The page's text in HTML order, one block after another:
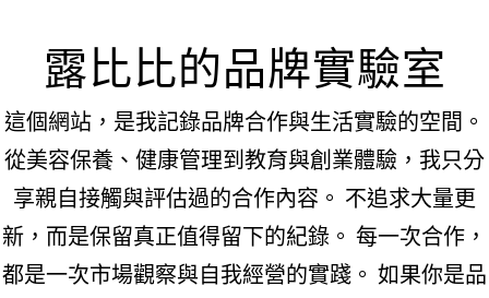
content露比比的品牌實驗室
這個網站，是我記錄品牌合作與生活實驗的空間。
從美容保養、健康管理到教育與創業體驗，我只分
享親自接觸與評估過的合作內容。 不追求大量更
新，而是保留真正值得留下的紀錄。 每一次合作，
都是一次市場觀察與自我經營的實踐。 如果你是品